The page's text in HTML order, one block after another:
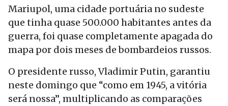
Mariupol, uma cidade portuária no sudeste
que tinha quase 500.000 habitantes antes da
guerra, foi quase completamente apagada do
mapa por dois meses de bombardeios russos.
O presidente russo, Vladimir Putin, garantiu
neste domingo que “como em 1945, a vitória
será nossa”, multiplicando as comparações